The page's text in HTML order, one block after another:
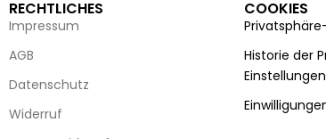
RECHTLICHES
Impressum
AGB
Datenschutz
Widerruf
COOKIES
Historie der
Einstellungen